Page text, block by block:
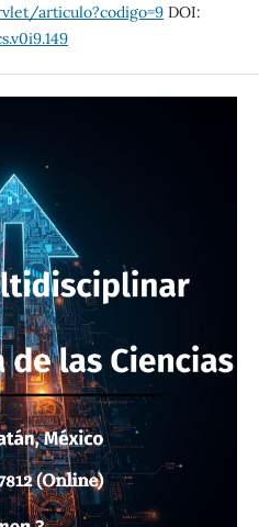
articulo?codigo=9DOI: